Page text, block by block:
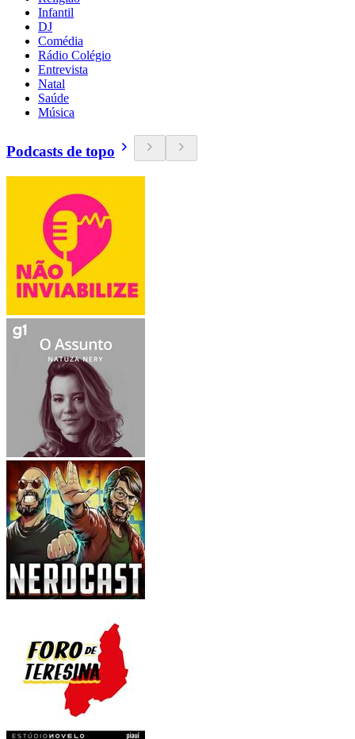
Infantil
DJ
Comédia
Rádio Colégio
Entrevista
Natal
Saúde
Música
Podcasts de topo